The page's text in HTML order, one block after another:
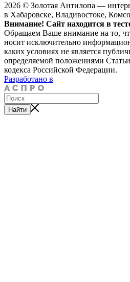
2026 © Золотая Антилопа —
в Хабаровске, Владивостоке,
Внимание! Сайт находится в
Обращаем Ваше внимание на то,
носит исключительно
каких условиях не является
определяемой положениями
кодекса Российской Федерации.
Разработано в
Найти